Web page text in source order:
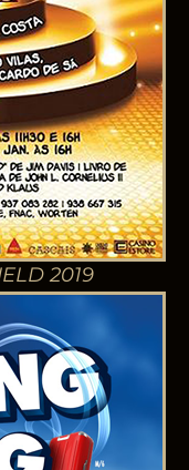
2019